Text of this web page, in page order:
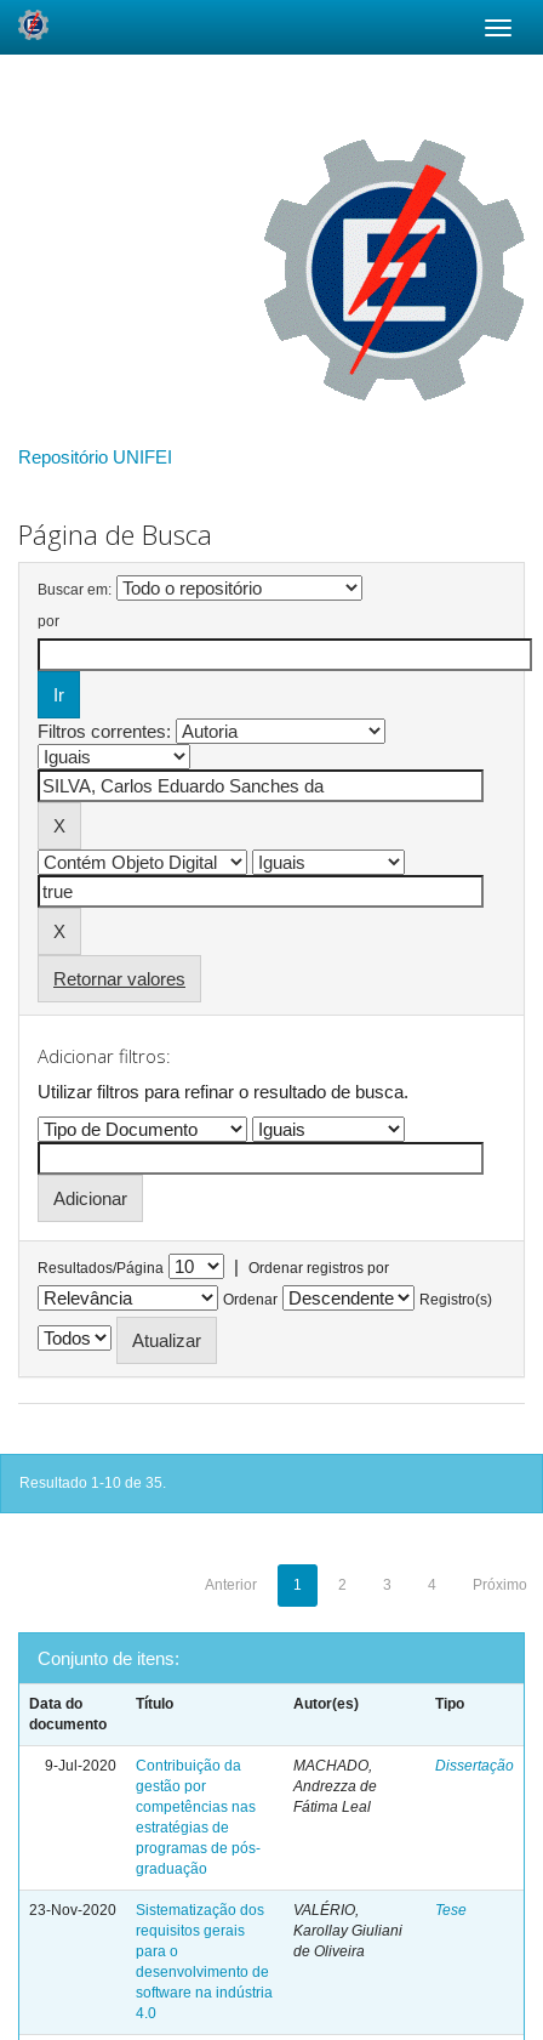
Repositório UNIFEI
Página de Busca
Buscar em:
por
Filtros correntes:
Retornar valores
Adicionar filtros:
Utilizar filtros para refinar o resultado de busca.
Resultados/Página |
Ordenar registros por
Ordenar
Registro(s)
Resultado 1-10 de 35.
Anterior 1 2 3 4 Próximo
Conjunto de itens:
Data do
documento
Título Autor(es) Tipo
9-Jul-2020
Contribuição da
gestão por
competências nas
estratégias de
programas de pós-
graduação
MACHADO,
Andrezza de
Fátima Leal
Dissertação
23-Nov-2020
Sistematização dos
requisitos gerais
para o
desenvolvimento de
software na indústria
4.0
VALÉRIO,
Karollay Giuliani
de Oliveira
Tese